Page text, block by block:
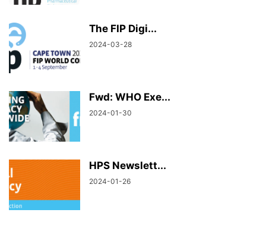
The FIP Digi...
2024-03-28
Fwd: WHO Exe...
2024-01-30
HPS Newslett...
2024-01-26